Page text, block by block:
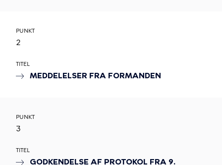
PUNKT
2
TITEL
MEDDELELSER FRA FORMANDEN
PUNKT
3
TITEL
GODKENDELSE AF PROTOKOL FRA 9.